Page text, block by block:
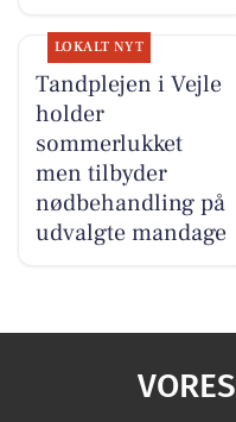
LOKALT NYT
Tandplejen i Vejle
holder
sommerlukket
men tilbyder
nødbehandling på
udvalgte mandage
VORES